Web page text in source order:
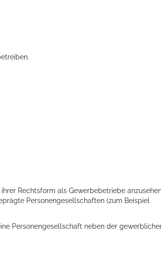
Rechtsform als Gewerbebetriebe
Personengesellschaften (zum Beispiel
Personengesellschaft neben der